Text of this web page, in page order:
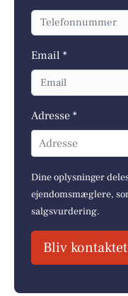
Email *
Adresse *
Adresse
Dine oplysninger
ejendomsmæglere,
salgsvurdering.
Bliv kontaktet